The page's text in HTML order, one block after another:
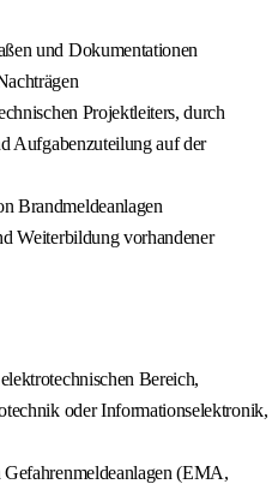
und Dokumentationen
Projektleiters, durch
Aufgabenzuteilung auf der
Brandmeldeanlagen
Weiterbildung vorhandener
Bereich,
oder Informationselektronik,
(EMA,